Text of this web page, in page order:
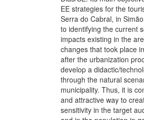
EE strategies for the
Serra do Cabral, in
to identifying the current
impacts existing in the
changes that took place
after the urbanization
develop a didactic/
through the natural
municipality. Thus, it is
and attractive way to
sensitivity in the target